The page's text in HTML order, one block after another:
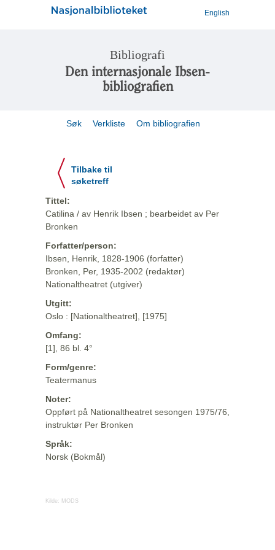
English
Bibliografi
Den internasjonale Ibsen-
bibliografien
Søk Verkliste Om bibliografien
Tilbake til
søketreff
Tittel:
Catilina / av Henrik Ibsen ; bearbeidet av Per
Bronken
Forfatter/person:
Ibsen, Henrik, 1828-1906 (forfatter)
Bronken, Per, 1935-2002 (redaktør)
Nationaltheatret (utgiver)
Utgitt:
Oslo : [Nationaltheatret], [1975]
Omfang:
[1], 86 bl. 4°
Form/genre:
Teatermanus
Noter:
Oppført på Nationaltheatret sesongen 1975/76,
instruktør Per Bronken
Språk:
Norsk (Bokmål)
Kilde: MODS